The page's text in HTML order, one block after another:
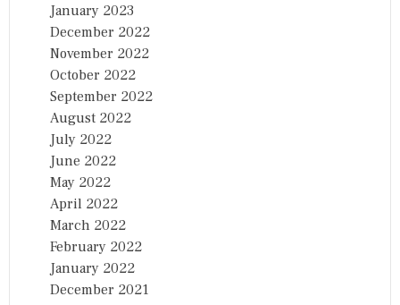
January 2023
December 2022
November 2022
October 2022
September 2022
August 2022
July 2022
June 2022
May 2022
April 2022
March 2022
February 2022
January 2022
December 2021